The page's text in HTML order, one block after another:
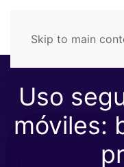
Skip to main
Uso
móviles: